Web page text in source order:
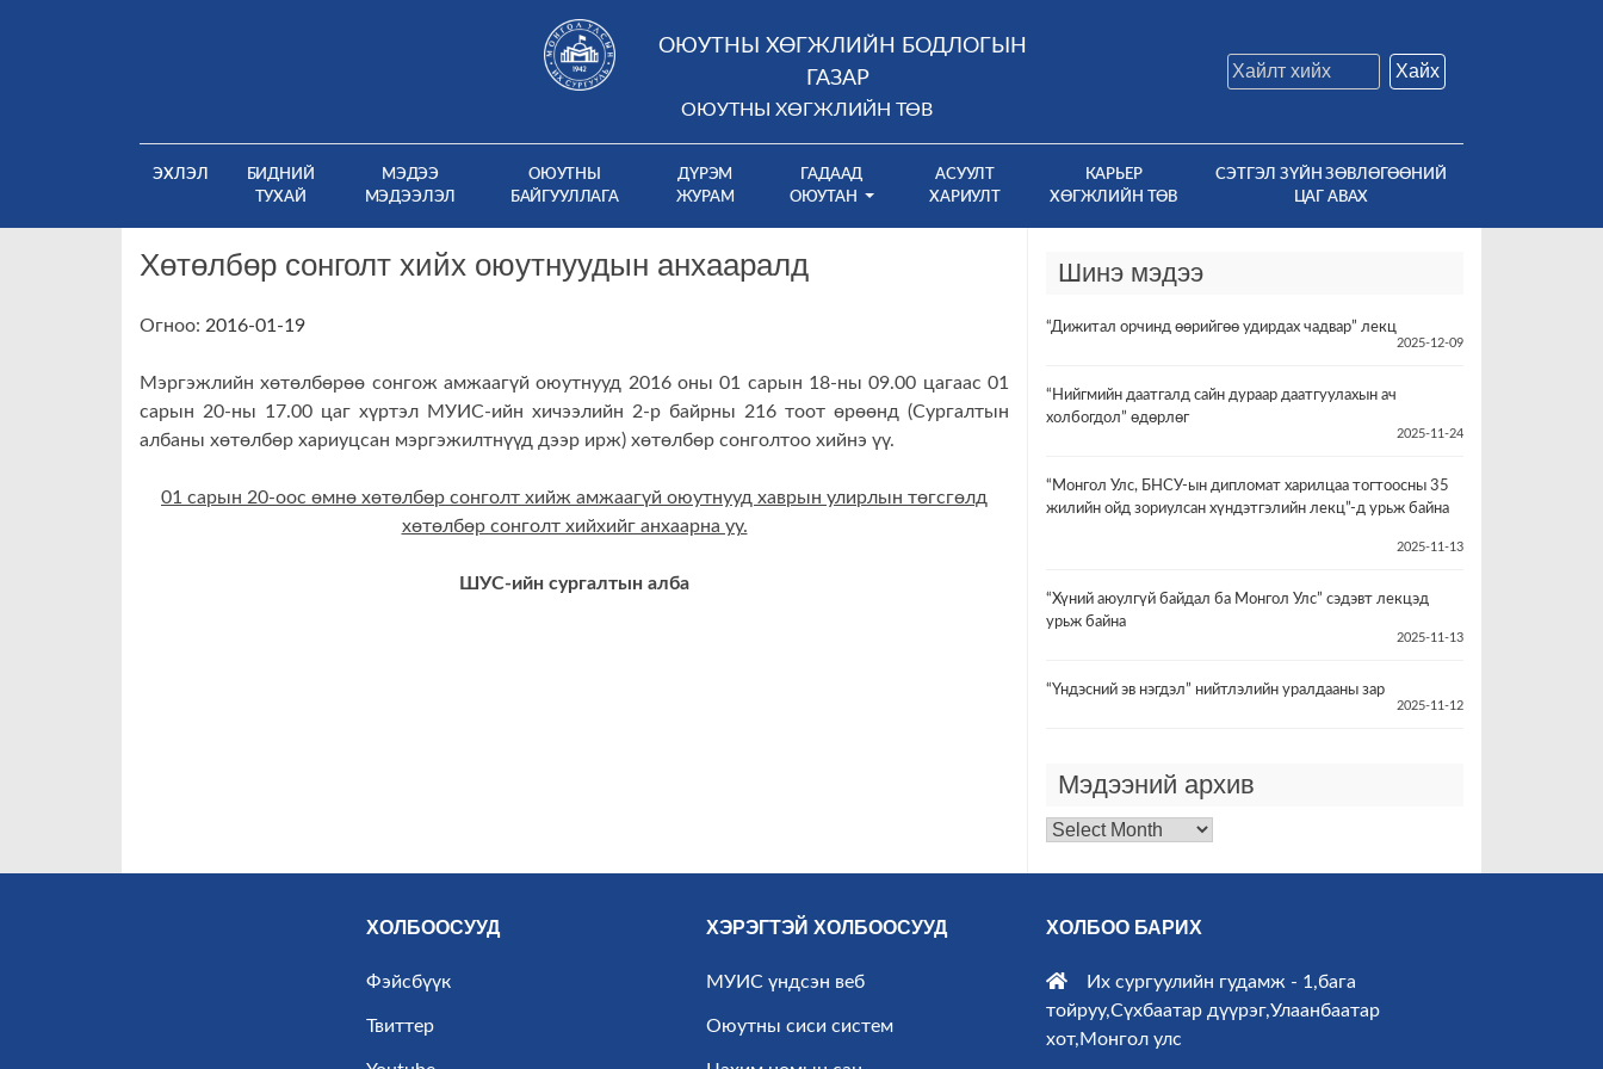
ОЮУТНЫ ХӨГЖЛИЙН БОДЛОГЫН
ГАЗАР
ОЮУТНЫ ХӨГЖЛИЙН ТӨВ
Хайх
ЭХЛЭЛ (CURRENT)
БИДНИЙ
ТУХАЙ
МЭДЭЭ
МЭДЭЭЛЭЛ
ОЮУТНЫ
БАЙГУУЛЛАГА
ДҮРЭМ
ЖУРАМ
ГАДААД
ОЮУТАН
АСУУЛТ
ХАРИУЛТ
КАРЬЕР
ХӨГЖЛИЙН ТӨВ
СЭТГЭЛ ЗҮЙН ЗӨВЛӨГӨӨНИЙ
ЦАГ АВАХ
Хөтөлбөр сонголт хийх оюутнуудын анхааралд
Огноо: 2016-01-19
Мэргэжлийн хөтөлбөрөө сонгож амжаагүй оюутнууд 2016 оны 01 сарын 18-ны 09.00 цагаас 01
сарын 20-ны 17.00 цаг хүртэл МУИС-ийн хичээлийн 2-р байрны 216 тоот өрөөнд (Сургалтын
албаны хөтөлбөр хариуцсан мэргэжилтнүүд дээр ирж) хөтөлбөр сонголтоо хийнэ үү.
01 сарын 20-оос өмнө хөтөлбөр сонголт хийж амжаагүй оюутнууд хаврын улирлын төгсгөлд
хөтөлбөр сонголт хийхийг анхаарна уу.
ШУС-ийн сургалтын алба
Шинэ мэдээ
“Дижитал орчинд өөрийгөө удирдах чадвар” лекц
2025-12-09
“Нийгмийн даатгалд сайн дураар даатгуулахын ач
холбогдол” өдөрлөг
2025-11-24
“Монгол Улс, БНСУ-ын дипломат харилцаа тогтоосны 35
жилийн ойд зориулсан хүндэтгэлийн лекц”-д урьж байна
2025-11-13
“Хүний аюулгүй байдал ба Монгол Улс” сэдэвт лекцэд
урьж байна
2025-11-13
“Үндэсний эв нэгдэл” нийтлэлийн уралдааны зар
2025-11-12
Мэдээний архив
Мэдээний
ХОЛБООСУУД
Фэйсбүүк
Твиттер
ХЭРЭГТЭЙ ХОЛБООСУУД
МУИС үндсэн веб
Оюутны сиси систем
ХОЛБОО БАРИХ
Их сургуулийн гудамж - 1,бага
тойруу,Сүхбаатар дүүрэг,Улаанбаатар
хот,Монгол улс